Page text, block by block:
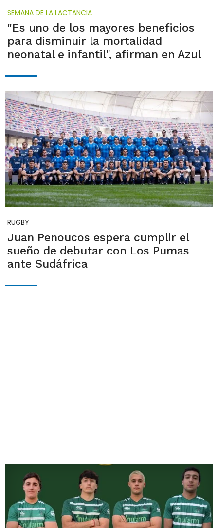
SEMANA DE LA LACTANCIA
"Es uno de los mayores beneficios
para disminuir la mortalidad
neonatal e infantil", afirman en Azul
RUGBY
Juan Penoucos espera cumplir el
sueño de debutar con Los Pumas
ante Sudáfrica